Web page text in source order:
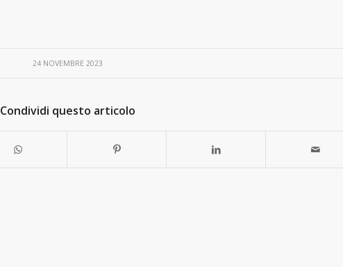
24 NOVEMBRE 2023
Condividi questo articolo